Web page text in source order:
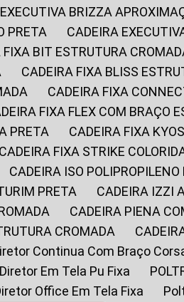
EXECUTIVA BRIZZA
PRETA
CADEIRA
FIXA BIT ESTRUTURA
CADEIRA FIXA BLISS
CADEIRA FIXA
FIXA FLEX COM BRAÇO
PRETA
CADEIRA FIXA
CADEIRA FIXA STRIKE
CADEIRA ISO
PRETA
CADEIRA IZZI
CADEIRA PIENA
CROMADA
Continua Com Braço
Diretor Em Tela Pu Fixa
Office Em Tela Fixa